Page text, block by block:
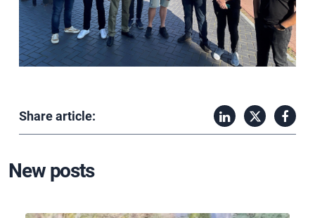
Share article:
New posts